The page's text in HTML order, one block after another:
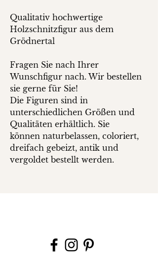
Qualitativ hochwertige
Holzschnitzfigur aus dem
Grödnertal
Fragen Sie nach Ihrer
Wunschfigur nach. Wir bestellen
sie gerne für Sie!
Die Figuren sind in
unterschiedlichen Größen und
Qualitäten erhältlich. Sie
können naturbelassen, coloriert,
dreifach gebeizt, antik und
vergoldet bestellt werden.